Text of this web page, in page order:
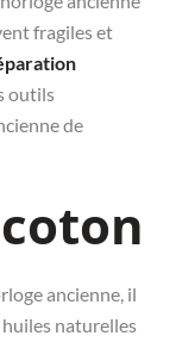
fragiles et
outils
de
ancienne, il
naturelles